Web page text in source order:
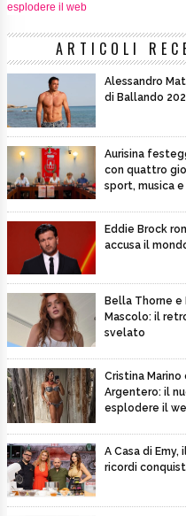
esplodere il web
ARTICOLI
Alessandro
di Ballando
Aurisina
con quattro
sport, musica
Eddie Brock
accusa il
Bella Thorne e
Mascolo: il
svelato
Cristina Marino
Argentero: il
esplodere il
A Casa di Emy,
ricordi